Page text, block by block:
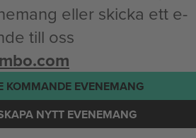
eller skicka ett e-
till oss
KOMMANDE EVENEMANG
NYTT EVENEMANG